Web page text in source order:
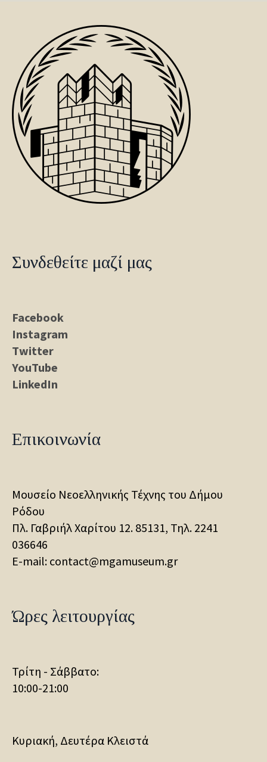
Συνδεθείτε μαζί μας
Facebook
Instagram
Twitter
YouTube
LinkedIn
Επικοινωνία
Μουσείο Νεοελληνικής Τέχνης του Δήμου
Ρόδου
Πλ. Γαβριήλ Χαρίτου 12. 85131, Τηλ. 2241
036646
E-mail: contact@mgamuseum.gr
Ώρες λειτουργίας
Τρίτη - Σάββατο:
10:00-21:00
Κυριακή, Δευτέρα Κλειστά